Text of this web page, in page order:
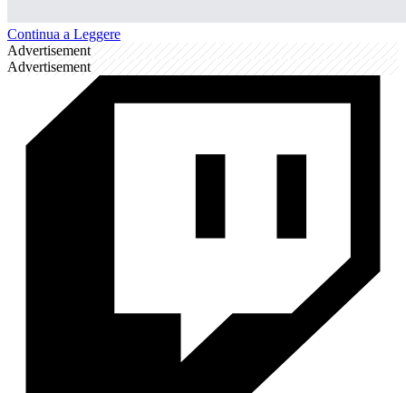
Continua a Leggere
Advertisement
Advertisement